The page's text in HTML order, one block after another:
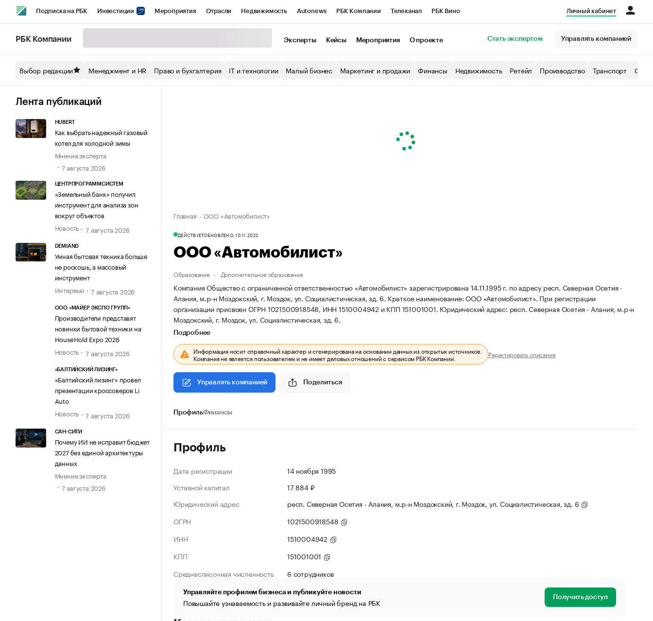
Подписка на РБК Инвестиции Мероприятия Отрасли Недвижимость Autonews РБК Компании Телеканал РБК Вино
Спецпроекты СПб Конференции СПб Спецпроекты Экономика Бизнес
Технологии и медиа
Личный кабинет
РБК Компании Эксперты Кейсы Мероприятия О проекте Стать экспертом Управлять компанией
Выбор редакции Менеджмент и HR Право и бухгалтерия IT и технологии Малый бизнес Маркетинг и продажи Финансы Недвижимость Ретейл Производство Транспорт
Лента публикаций
HUBERT
Как выбрать надежный газовый
котел для холодной зимы
Мнение эксперта
7 августа 2026
ЦЕНТРПРОГРАММСИСТЕМ
«Земельный банк» получил
инструмент для анализа зон
вокруг объектов
Новость
7 августа 2026
DEMIAND
Умная бытовая техника больше
не роскошь, а массовый
инструмент
Интервью
7 августа 2026
ООО «МАЙЕР ЭКСПО ГРУПП»
Производители представят
новинки бытовой техники на
HouseHold Expo 2026
Новость
7 августа 2026
«БАЛТИЙСКИЙ ЛИЗИНГ»
«Балтийский лизинг» провел
презентации кроссоверов Li
Auto
Новость
7 августа 2026
САН-СИТИ
Почему ИИ не исправит бюджет
2027 без единой архитектуры
данных
Мнение эксперта
7 августа 2026
Главная ООО «Автомобилист»
ДЕЙСТВУЕТОБНОВЛЕНО, 10.11.2022
ООО «Автомобилист»
Образование Дополнительное образование
Компания Общество с ограниченной ответственностью «Автомобилист» зарегистрирована 14.11.1995 г. по адресу респ. Северная Осетия -
Алания, м.р-н Моздокский, г. Моздок, ул. Социалистическая, зд. 6. Краткое наименование: ООО «Автомобилист». При регистрации
организации присвоен ОГРН 1021500918548, ИНН 1510004942 и КПП 151001001. Юридический адрес: респ. Северная Осетия - Алания, м.р-н
Моздокский, г. Моздок, ул. Социалистическая, зд. 6.
Подробнее
Информация носит справочный характер и сгенерирована на основании данных из открытых источников.
Компания не является пользователем и не имеет деловых отношений с сервисом РБК Компании. Редактировать описание
Управлять компанией Поделиться
ПрофильФинансы
Профиль
Дата регистрации
14 ноября 1995
Уставной капитал
17 884 ₽
Юридический адрес
респ. Северная Осетия - Алания, м.р-н Моздокский, г. Моздок, ул. Социалистическая, зд. 6
ОГРН
1021500918548
ИНН
1510004942
КПП
151001001
Среднесписочная численность
6 сотрудников
Управляйте профилем бизнеса и публикуйте новости
Повышайте узнаваемость и развивайте личный бренд на РБК Получить доступ